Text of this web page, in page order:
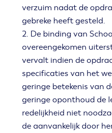
verzuim nadat de
gebreke heeft gesteld.
2. De binding van
overeengekomen
vervalt indien de
specificaties van het
geringe betekenis van
geringe oponthoud de
redelijkheid niet
de aanvankelijk door